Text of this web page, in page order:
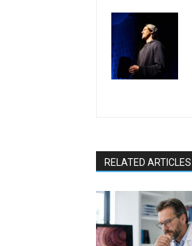
RELATED ARTICLES